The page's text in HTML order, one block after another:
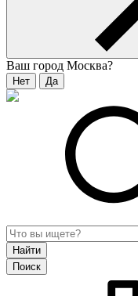
Ваш город Москва?
Нет Да